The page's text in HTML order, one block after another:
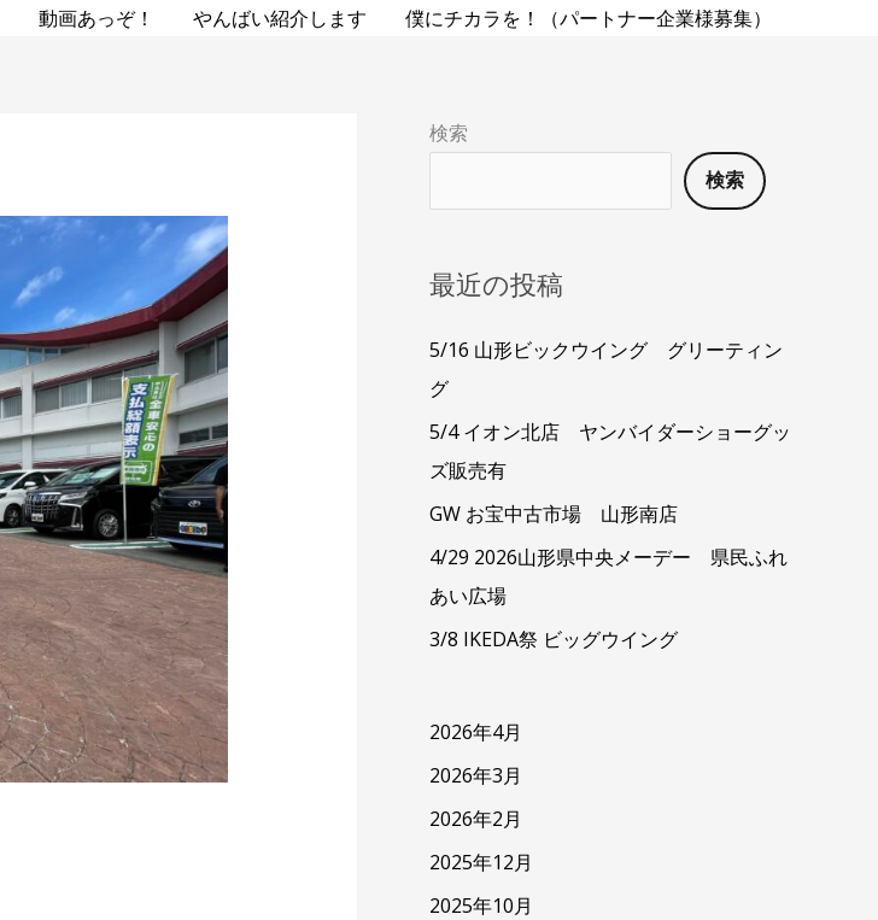
動画あっぞ！ やんばい紹介します 僕にチカラを！（パートナー企業様募集）
検索
検索
最近の投稿
5/16 山形ビックウイング グリーティン
グ
5/4 イオン北店 ヤンバイダーショーグッ
ズ販売有
GW お宝中古市場 山形南店
4/29 2026山形県中央メーデー 県民ふれ
あい広場
3/8 IKEDA祭 ビッグウイング
2026年4月
2026年3月
2026年2月
2025年12月
2025年10月